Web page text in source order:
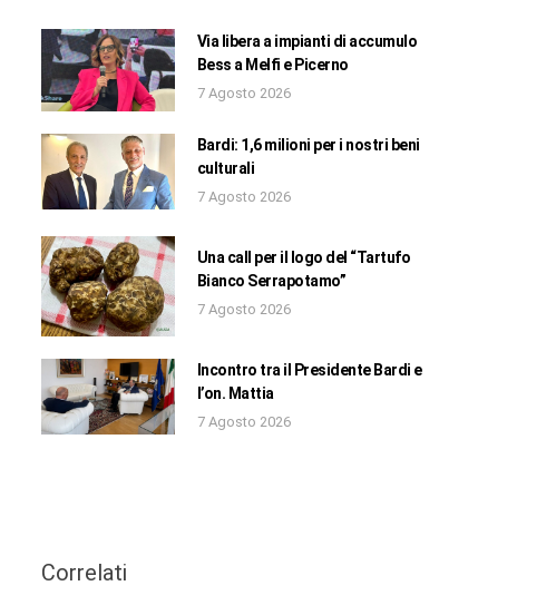
Via libera a impianti di accumulo
Bess a Melfi e Picerno
7 Agosto 2026
Bardi: 1,6 milioni per i nostri beni
culturali
7 Agosto 2026
Una call per il logo del “Tartufo
Bianco Serrapotamo”
7 Agosto 2026
Incontro tra il Presidente Bardi e
l’on. Mattia
7 Agosto 2026
Correlati